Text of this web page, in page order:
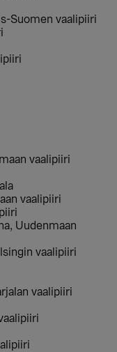
Suomen vaalipiiri
vaalipiiri
vaalipiiri
Uudenmaan
vaalipiiri
vaalipiiri